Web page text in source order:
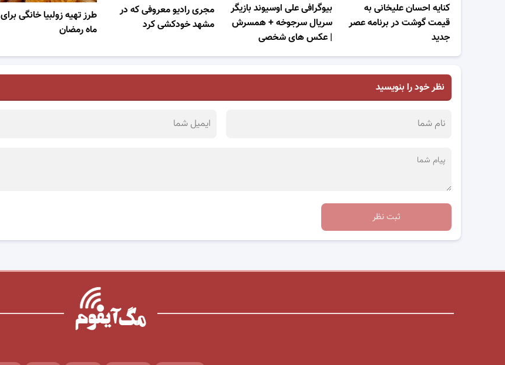
طرز تهیه زولبیا خانگی برای
ماه رمضان
مجری رادیو معروفی که در
مشهد خودکشی کرد
بیوگرافی علی اوسیوند بازیگر
سریال سرجوخه + همسرش
| عکس های شخصی
کنایه احسان علیخانی به
قیمت گوشت در برنامه عصر
جدید
نظر خود را بنویسید
ثبت نظر